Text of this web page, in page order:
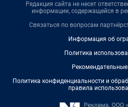
Редакция сайта не несет
информации, содержащейся в
Связаться по вопросам
Информация об
Политика
Политика конфиденциальности и
правила